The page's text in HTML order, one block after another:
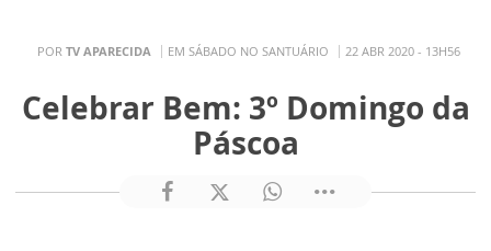
POR TV APARECIDA EM SÁBADO NO SANTUÁRIO 22 ABR 2020 - 13H56
Celebrar Bem: 3º Domingo da
Páscoa